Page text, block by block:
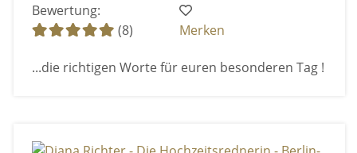
Bewertung:
(8)
Merken
...die richtigen Worte für euren besonderen Tag !